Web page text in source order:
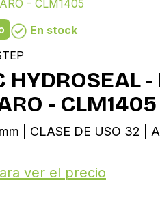
- CLM1405
En stock
HYDROSEAL -
- CLM1405
| CLASE DE USO 32 |
ver el precio